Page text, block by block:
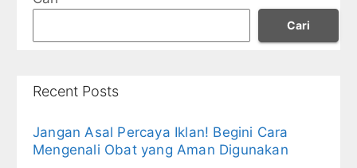
Cari
Recent Posts
Jangan Asal Percaya Iklan! Begini Cara
Mengenali Obat yang Aman Digunakan